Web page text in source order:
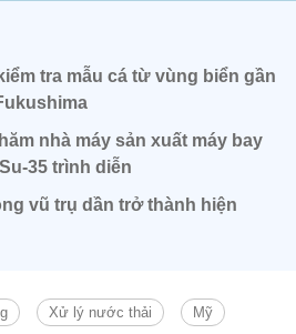
tra mẫu cá từ vùng biển gần
nhà máy sản xuất máy bay
35 trình diễn
vũ trụ dần trở thành hiện
Xử lý nước thải Mỹ